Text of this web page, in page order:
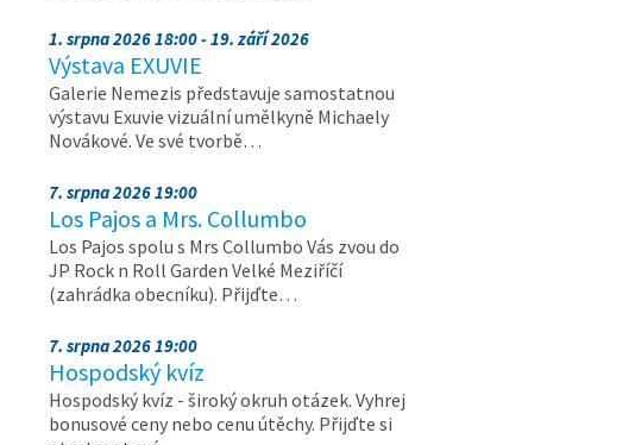
1. srpna 2026 18:00 - 19. září 2026
Výstava EXUVIE
Galerie Nemezis představuje samostatnou
výstavu Exuvie vizuální umělkyně Michaely
Novákové. Ve své tvorbě…
7. srpna 2026 19:00
Los Pajos a Mrs. Collumbo
Los Pajos spolu s Mrs Collumbo Vás zvou do
JP Rock n Roll Garden Velké Meziříčí
(zahrádka obecníku). Přijďte…
7. srpna 2026 19:00
Hospodský kvíz
Hospodský kvíz - široký okruh otázek. Vyhrej
bonusové ceny nebo cenu útěchy. Přijďte si